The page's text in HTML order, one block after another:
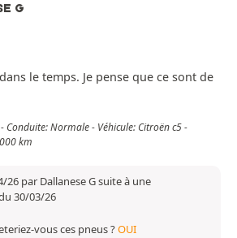
G
le temps. Je pense que ce sont de
Conduite: Normale - Véhicule: Citroën c5 -
km
26 par Dallanese G suite à une
30/03/26
vous ces pneus ?OUI